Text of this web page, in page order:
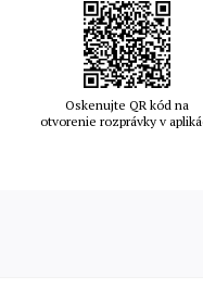
Oskenujte QR kód na
otvorenie rozprávky v